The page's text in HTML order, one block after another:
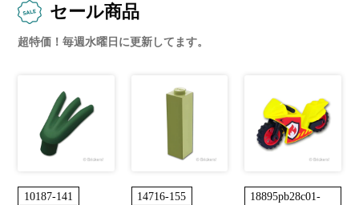
セール商品
超特価！毎週水曜日に更新してます。
10187-141 14716-155
18895pb28c01-